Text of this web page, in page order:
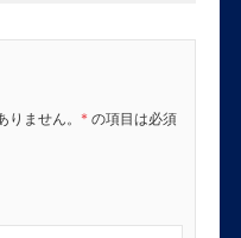
ません。 * の項目は必須